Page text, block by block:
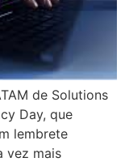
de Solutions
Day, que
lembrete
vez mais